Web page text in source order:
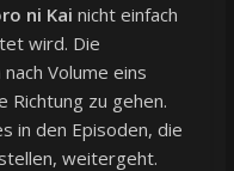
ni Kai nicht einfach
wird. Die
Volume eins
Richtung zu gehen.
in den Episoden, die
weitergeht.